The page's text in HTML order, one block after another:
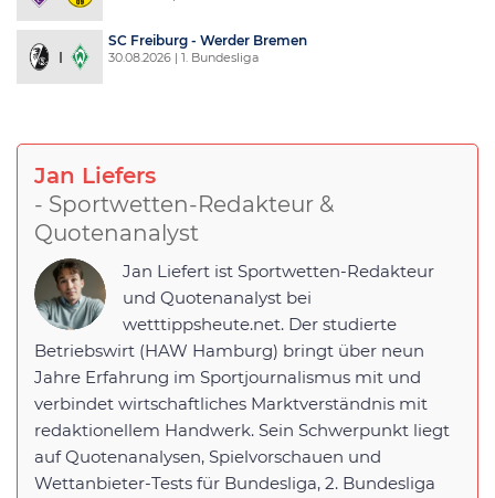
SC Freiburg - Werder Bremen
30.08.2026 | 1. Bundesliga
Jan Liefers
- Sportwetten-Redakteur &
Quotenanalyst
Jan Liefert ist Sportwetten-Redakteur
und Quotenanalyst bei
wetttippsheute.net. Der studierte
Betriebswirt (HAW Hamburg) bringt über neun
Jahre Erfahrung im Sportjournalismus mit und
verbindet wirtschaftliches Marktverständnis mit
redaktionellem Handwerk. Sein Schwerpunkt liegt
auf Quotenanalysen, Spielvorschauen und
Wettanbieter-Tests für Bundesliga, 2. Bundesliga